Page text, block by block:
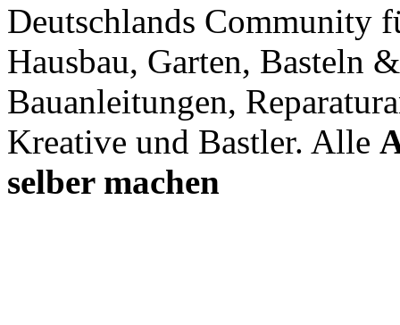
Deutschlands Community
Hausbau, Garten, Basteln
Bauanleitungen,
Kreative und Bastler. Alle
selber machen